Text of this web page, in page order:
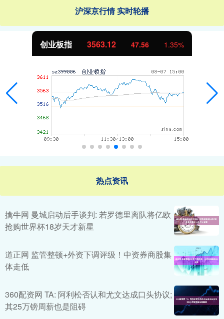
沪深京行情 实时轮播
创业板指 3563.12 47.56 1.35%
热点资讯
擒牛网 曼城启动后手谈判: 若罗德里离队将亿欧
抢购世界杯18岁天才新星
道正网 监管整顿+外资下调评级！中资券商股集
体走低
360配资网 TA: 阿利松否认和尤文达成口头协议;
其25万镑周薪也是阻碍